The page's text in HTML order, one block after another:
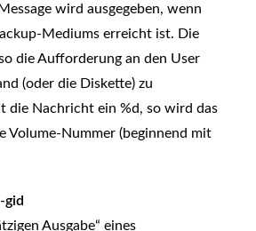
wird ausgegeben, wenn
Mediums erreicht ist. Die
die Aufforderung an den User
(oder die Diskette) zu
die Nachricht ein %d, so wird das
Volume-Nummer (beginnend mit
gid
Ausgabe“ eines